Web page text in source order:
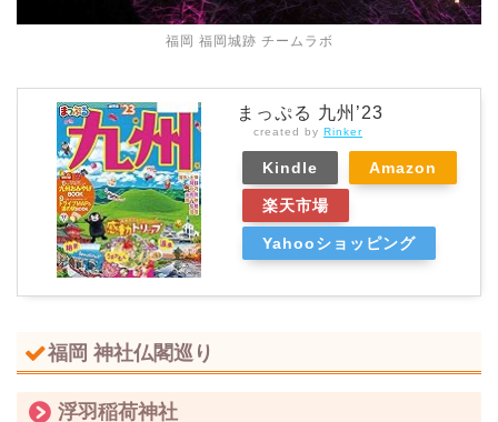
福岡 福岡城跡 チームラボ
まっぷる 九州’23
created by Rinker
Kindle Amazon
楽天市場
Yahooショッピング
福岡 神社仏閣巡り
浮羽稲荷神社